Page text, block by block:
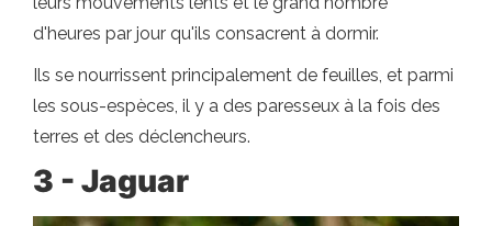
d'heures par jour qu'ils consacrent à dormir.
Ils se nourrissent principalement de feuilles, et parmi
les sous-espèces, il y a des paresseux à la fois des
terres et des déclencheurs.
3 - Jaguar